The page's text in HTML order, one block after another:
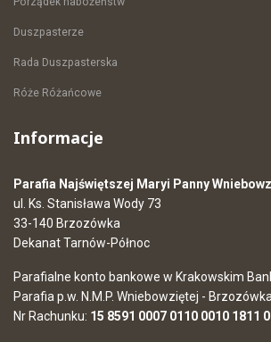
Duszpasterze
Rada Duszpasterska
Róże Różańcowe
Informacje
Parafia Najświętszej Maryi Panny
ul. Ks. Stanisława Wody 73
33-140 Brzozówka
Dekanat Tarnów-Północ
Parafialne konto bankowe w Krakowskim
Parafia p.w. N.M.P. Wniebowziętej - Brzozówka
Nr Rachunku: 15 8591 0007 0110 0010 1811